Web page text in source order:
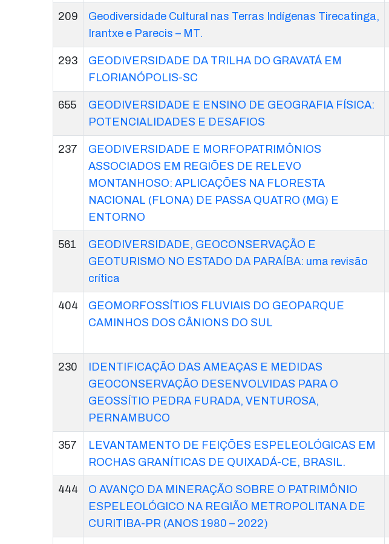
209
Geodiversidade Cultural nas Terras Indígenas Tirecatinga,
Irantxe e Parecis – MT.
293
GEODIVERSIDADE DA TRILHA DO GRAVATÁ EM
FLORIANÓPOLIS-SC
655
GEODIVERSIDADE E ENSINO DE GEOGRAFIA FÍSICA:
POTENCIALIDADES E DESAFIOS
237
GEODIVERSIDADE E MORFOPATRIMÔNIOS
ASSOCIADOS EM REGIÕES DE RELEVO
MONTANHOSO: APLICAÇÕES NA FLORESTA
NACIONAL (FLONA) DE PASSA QUATRO (MG) E
ENTORNO
561
GEODIVERSIDADE, GEOCONSERVAÇÃO E
GEOTURISMO NO ESTADO DA PARAÍBA: uma revisão
crítica
404
GEOMORFOSSÍTIOS FLUVIAIS DO GEOPARQUE
CAMINHOS DOS CÂNIONS DO SUL
230
IDENTIFICAÇÃO DAS AMEAÇAS E MEDIDAS
GEOCONSERVAÇÃO DESENVOLVIDAS PARA O
GEOSSÍTIO PEDRA FURADA, VENTUROSA,
PERNAMBUCO
357
LEVANTAMENTO DE FEIÇÕES ESPELEOLÓGICAS EM
ROCHAS GRANÍTICAS DE QUIXADÁ-CE, BRASIL.
444
O AVANÇO DA MINERAÇÃO SOBRE O PATRIMÔNIO
ESPELEOLÓGICO NA REGIÃO METROPOLITANA DE
CURITIBA-PR (ANOS 1980 – 2022)